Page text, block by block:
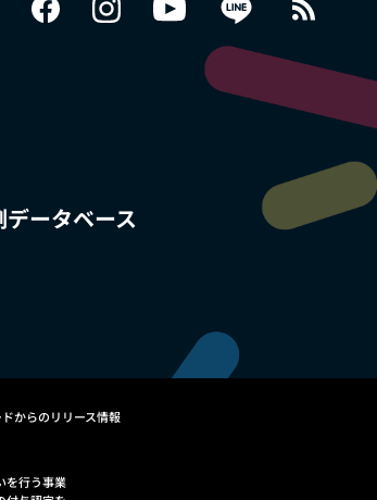
ータベース
からのリリース情報
を行う事業